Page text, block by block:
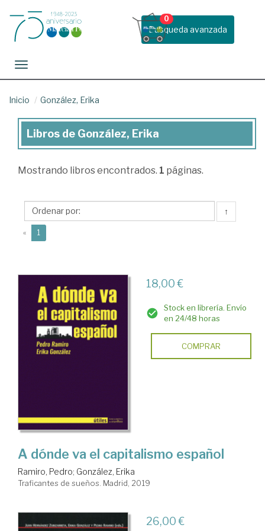
Busqueda avanzada
0
Toggle navigation
Inicio González, Erika
Libros
González,
Libros de González, Erika
Mostrando libros encontrados. 1 páginas.
↑
« 1
18,00 €
Stock en librería. Envío
en 24/48 horas
COMPRAR
A dónde va el capitalismo español
Ramiro, Pedro; González, Erika
Traficantes de sueños. Madrid, 2019
26,00 €